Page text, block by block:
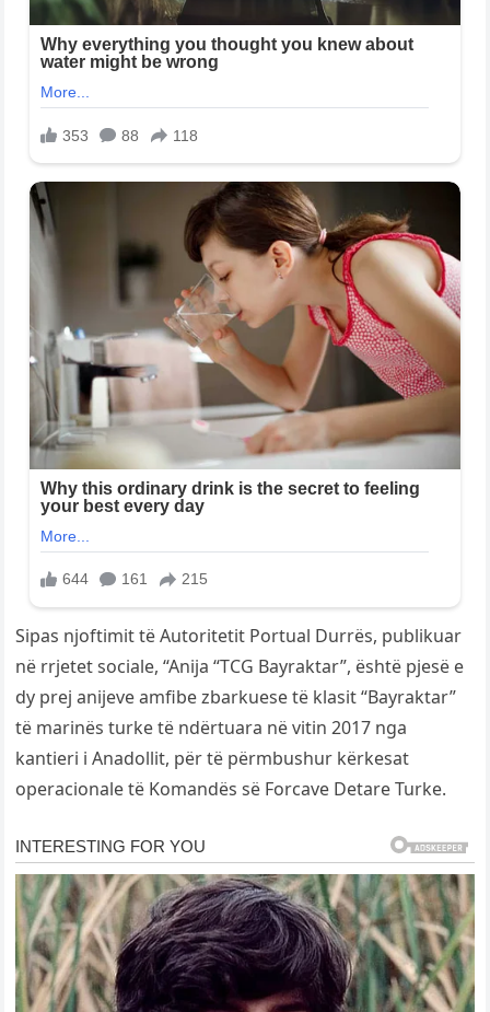
Sipas njoftimit të Autoritetit Portual Durrës, publikuar
në rrjetet sociale, “Anija “TCG Bayraktar”, është pjesë e
dy prej anijeve amfibe zbarkuese të klasit “Bayraktar”
të marinës turke të ndërtuara në vitin 2017 nga
kantieri i Anadollit, për të përmbushur kërkesat
operacionale të Komandës së Forcave Detare Turke.